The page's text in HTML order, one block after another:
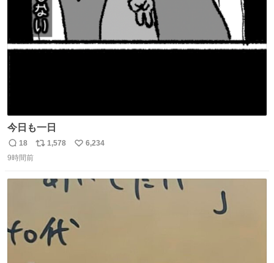
数
今日も一日
返
信
18
リ
1,578
い
数
6,234
9時間前